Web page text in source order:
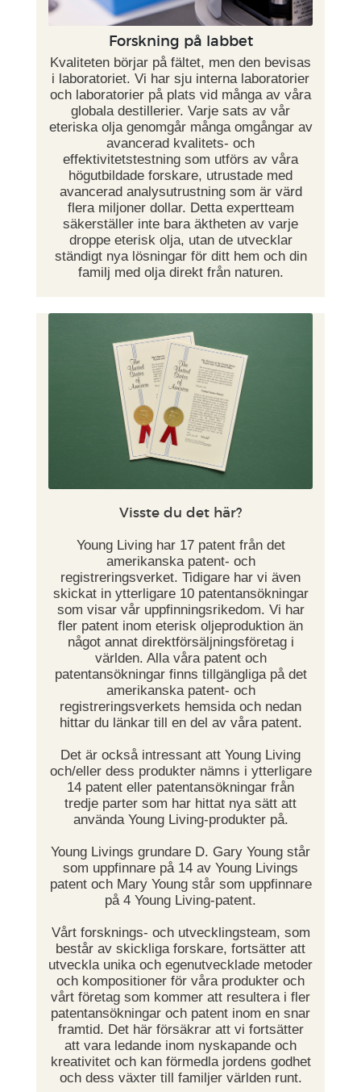
Forskning på labbet
Kvaliteten börjar på fältet, men den bevisas
i laboratoriet. Vi har sju interna laboratorier
och laboratorier på plats vid många av våra
globala destillerier. Varje sats av vår
eteriska olja genomgår många omgångar av
avancerad kvalitets- och
effektivitetstestning som utförs av våra
högutbildade forskare, utrustade med
avancerad analysutrustning som är värd
flera miljoner dollar. Detta expertteam
säkerställer inte bara äktheten av varje
droppe eterisk olja, utan de utvecklar
ständigt nya lösningar för ditt hem och din
familj med olja direkt från naturen.
Visste du det här?
Young Living har 17 patent från det
amerikanska patent- och
registreringsverket. Tidigare har vi även
skickat in ytterligare 10 patentansökningar
som visar vår uppfinningsrikedom. Vi har
fler patent inom eterisk oljeproduktion än
något annat direktförsäljningsföretag i
världen. Alla våra patent och
patentansökningar finns tillgängliga på det
amerikanska patent- och
registreringsverkets hemsida och nedan
hittar du länkar till en del av våra patent.
Det är också intressant att Young Living
och/eller dess produkter nämns i ytterligare
14 patent eller patentansökningar från
tredje parter som har hittat nya sätt att
använda Young Living-produkter på.
Young Livings grundare D. Gary Young står
som uppfinnare på 14 av Young Livings
patent och Mary Young står som uppfinnare
på 4 Young Living-patent.
Vårt forsknings- och utvecklingsteam, som
består av skickliga forskare, fortsätter att
utveckla unika och egenutvecklade metoder
och kompositioner för våra produkter och
vårt företag som kommer att resultera i fler
patentansökningar och patent inom en snar
framtid. Det här försäkrar att vi fortsätter
att vara ledande inom nyskapande och
kreativitet och kan förmedla jordens godhet
och dess växter till familjer världen runt.